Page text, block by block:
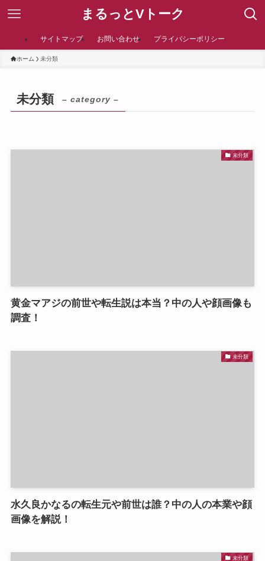
まるっとVトーク
サイトマップ お問い合わせ プライバシーポリシー
ホーム 未分類
未分類 – category –
未分類
黄金マアジの前世や転生説は本当？中の人や顔画像も
調査！
未分類
水久良かなるの転生元や前世は誰？中の人の本業や顔
画像を解説！
未分類